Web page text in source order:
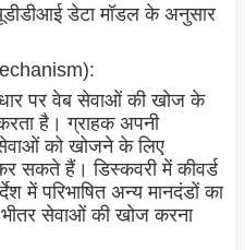
डेटा मॉडल के अनुसार
पर वेब सेवाओं की खोज के
है। ग्राहक अपनी
को खोजने के लिए
सकते हैं। डिस्कवरी में कीवर्ड
में परिभाषित अन्य मानदंडों का
सेवाओं की खोज करना